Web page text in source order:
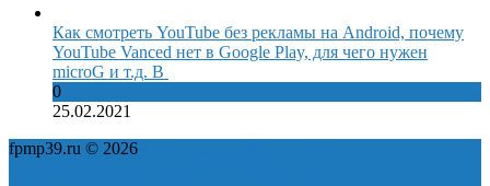
Как смотреть YouTube без рекламы на Android, почему
YouTube Vanced нет в Google Play, для чего нужен
microG и т.д. В
0
25.02.2021
fpmp39.ru © 2026